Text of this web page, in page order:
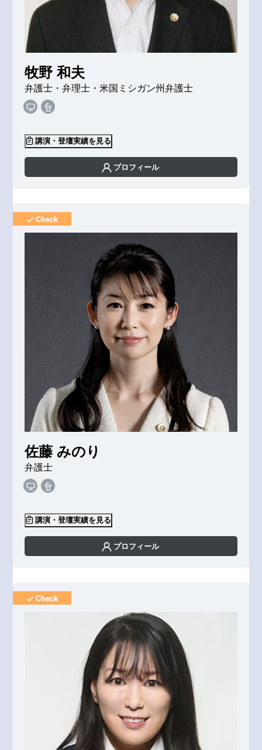
牧野 和夫
弁護士・弁理士・米国ミシガン州弁護士
講演・登壇実績を見る
プロフィール
佐藤 みのり
弁護士
講演・登壇実績を見る
プロフィール
Check
Check